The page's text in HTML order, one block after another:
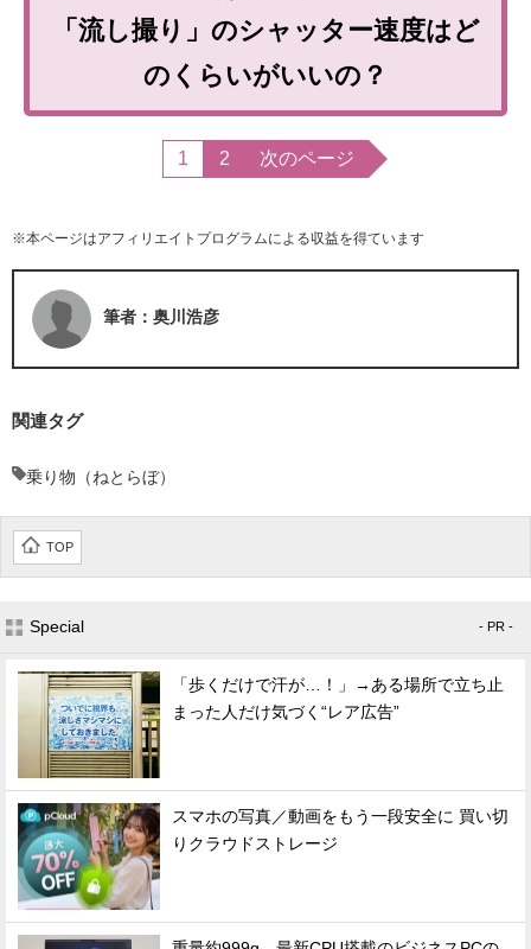
「流し撮り」のシャッター速度はど
のくらいがいいの？
1 2 次のページ
※本ページはアフィリエイトプログラムによる収益を得ています
筆者：奥川浩彦
関連タグ
乗り物（ねとらぼ）
TOP
Special - PR -
「歩くだけで汗が…！」→ある場所で立ち止
まった人だけ気づく“レア広告”
スマホの写真／動画をもう一段安全に 買い切
りクラウドストレージ